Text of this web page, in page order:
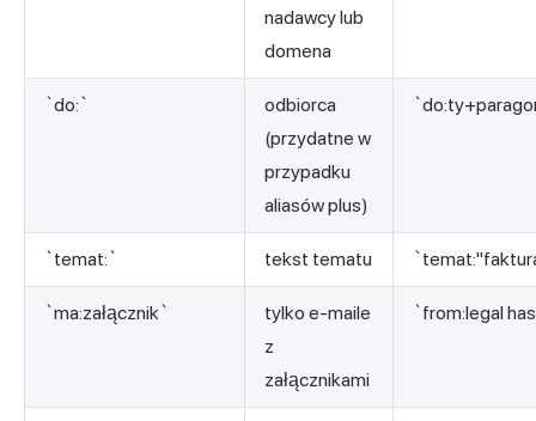
nadawcy lub
domena
`do:`
odbiorca
(przydatne w
przypadku
aliasów plus)
`temat:` tekst tematu
`ma:załącznik`
tylko e-maile
z
załącznikami
`from:legal